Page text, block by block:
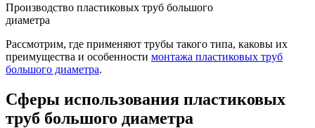
Производство пластиковых труб большого
диаметра
Рассмотрим, где применяют трубы такого типа, каковы их
преимущества и особенности монтажа пластиковых труб
большого диаметра.
Сферы использования пластиковых
труб большого диаметра